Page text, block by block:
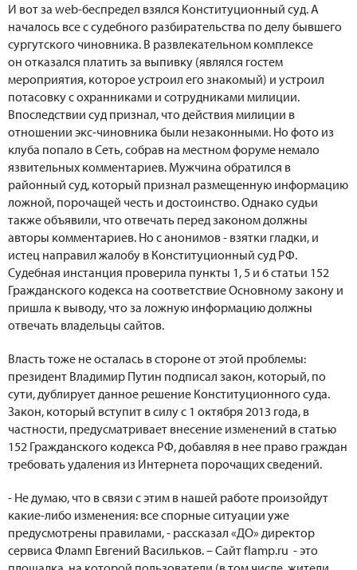
И вот за web-беспредел взялся Конституционный суд. А
началось все с судебного разбирательства по делу бывшего
сургутского чиновника. В развлекательном комплексе
он отказался платить за выпивку (являлся гостем
мероприятия, которое устроил его знакомый) и устроил
потасовку с охранниками и сотрудниками милиции.
Впоследствии суд признал, что действия милиции в
отношении экс-чиновника были незаконными. Но фото из
клуба попало в Сеть, собрав на местном форуме немало
язвительных комментариев. Мужчина обратился в
районный суд, который признал размещенную информацию
ложной, порочащей честь и достоинство. Однако судьи
также объявили, что отвечать перед законом должны
авторы комментариев. Но с анонимов - взятки гладки, и
истец направил жалобу в Конституционный суд РФ.
Судебная инстанция проверила пункты 1, 5 и 6 статьи 152
Гражданского кодекса на соответствие Основному закону и
пришла к выводу, что за ложную информацию должны
отвечать владельцы сайтов.
Власть тоже не осталась в стороне от этой проблемы:
президент Владимир Путин подписал закон, который, по
сути, дублирует данное решение Конституционного суда.
Закон, который вступит в силу с 1 октября 2013 года, в
частности, предусматривает внесение изменений в статью
152 Гражданского кодекса РФ, добавляя в нее право граждан
требовать удаления из Интернета порочащих сведений.
- Не думаю, что в связи с этим в нашей работе произойдут
какие-либо изменения: все спорные ситуации уже
предусмотрены правилами, - рассказал «ДО» директор
сервиса Фламп Евгений Васильков. – Сайт flamp.ru - это